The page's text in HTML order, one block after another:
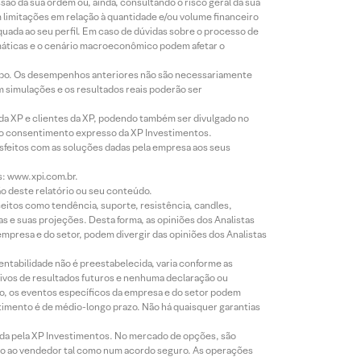
em relação à quantidade e/ou volume financeiro
ao seu perfil. Em caso de dúvidas sobre o processo de
e o cenário macroeconômico podem afetar o
Os desempenhos anteriores não são necessariamente
e os resultados reais poderão ser
e clientes da XP, podendo também ser divulgado no
consentimento expresso da XP Investimentos.
com as soluções dadas pela empresa aos seus
www.xpi.com.br.
deste relatório ou seu conteúdo.
como tendência, suporte, resistência, candles,
e suas projeções. Desta forma, as opiniões dos Analistas
e do setor, podem divergir das opiniões dos Analistas
não é preestabelecida, varia conforme as
de resultados futuros e nenhuma declaração ou
os eventos específicos da empresa e do setor podem
é de médio-longo prazo. Não há quaisquer garantias
pela XP Investimentos. No mercado de opções, são
vendedor tal como num acordo seguro. As operações